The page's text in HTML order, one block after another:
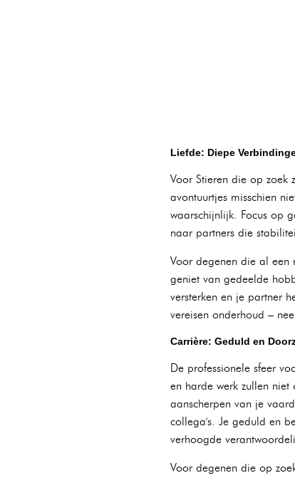
Liefde: Diepe
Voor Stieren die op zoek
avontuurtjes misschien
waarschijnlijk. Focus op
naar partners die
Voor degenen die al een
geniet van gedeelde
versterken en je partner
vereisen onderhoud –
Carrière: Geduld en
De professionele sfeer
en harde werk zullen
aanscherpen van je
collega's. Je geduld en
verhoogde
Voor degenen die op